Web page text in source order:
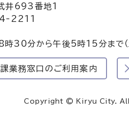
井693番地1
2211
8時30分から午後5時15分まで
業務窓口のご利用案内
Copyright © Kiryu City.